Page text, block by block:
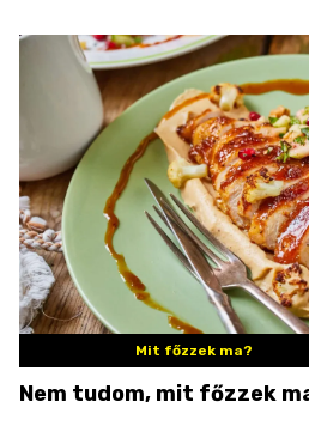
Mit főzzek ma?
Nem tudom, mit főzzek